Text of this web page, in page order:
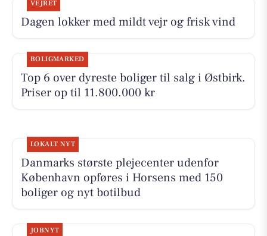
VEJRET
Dagen lokker med mildt vejr og frisk vind
BOLIGMARKED
Top 6 over dyreste boliger til salg i Østbirk.
Priser op til 11.800.000 kr
LOKALT NYT
Danmarks største plejecenter udenfor
København opføres i Horsens med 150
boliger og nyt botilbud
JOBNYT